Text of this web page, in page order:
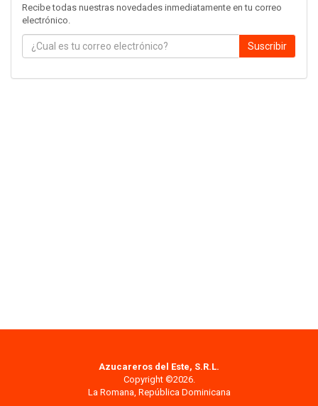
Recibe todas nuestras novedades inmediatamente en tu correo
electrónico.
Suscribir
Azucareros del Este, S.R.L.
Copyright ©2026.
La Romana, República Dominicana